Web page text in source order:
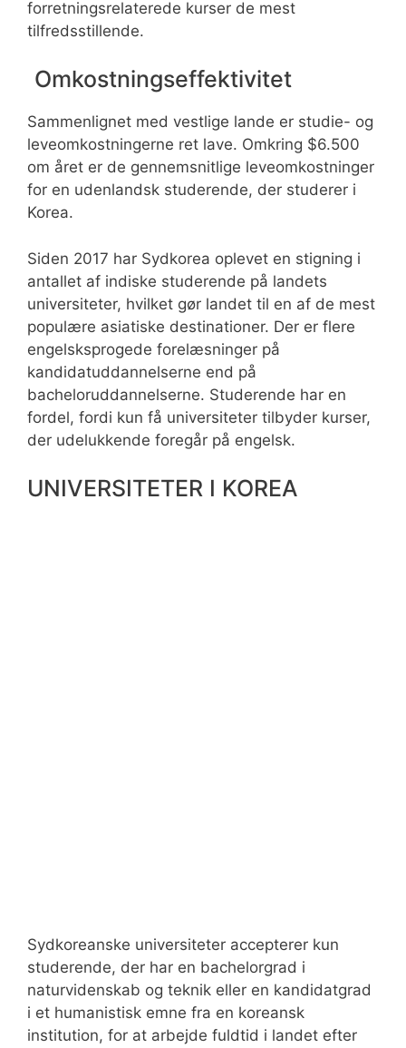
forretningsrelaterede kurser de mest
tilfredsstillende.
Omkostningseffektivitet
Sammenlignet med vestlige lande er studie- og
leveomkostningerne ret lave. Omkring $6.500
om året er de gennemsnitlige leveomkostninger
for en udenlandsk studerende, der studerer i
Korea.
Siden 2017 har Sydkorea oplevet en stigning i
antallet af indiske studerende på landets
universiteter, hvilket gør landet til en af de mest
populære asiatiske destinationer. Der er flere
engelsksprogede forelæsninger på
kandidatuddannelserne end på
bacheloruddannelserne. Studerende har en
fordel, fordi kun få universiteter tilbyder kurser,
der udelukkende foregår på engelsk.
UNIVERSITETER I KOREA
Sydkoreanske universiteter accepterer kun
studerende, der har en bachelorgrad i
naturvidenskab og teknik eller en kandidatgrad
i et humanistisk emne fra en koreansk
institution, for at arbejde fuldtid i landet efter